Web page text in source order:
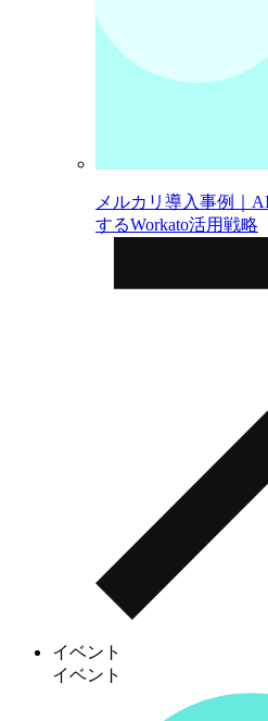
メルカリ導入事例｜
するWorkato活用戦略
イベント
イベント